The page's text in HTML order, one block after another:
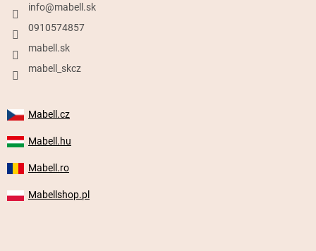
info@mabell.sk
0910574857
mabell.sk
mabell_skcz
Mabell.cz
Mabell.hu
Mabell.ro
Mabellshop.pl